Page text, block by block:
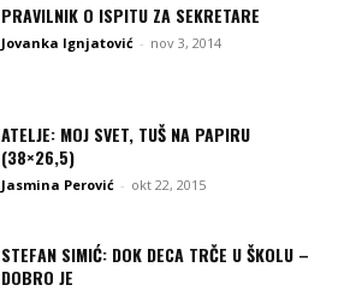
PRAVILNIK O ISPITU ZA SEKRETARE
Jovanka Ignjatović - nov 3, 2014
ATELJE: MOJ SVET, TUŠ NA PAPIRU
(38×26,5)
Jasmina Perović - okt 22, 2015
STEFAN SIMIĆ: DOK DECA TRČE U ŠKOLU –
DOBRO JE